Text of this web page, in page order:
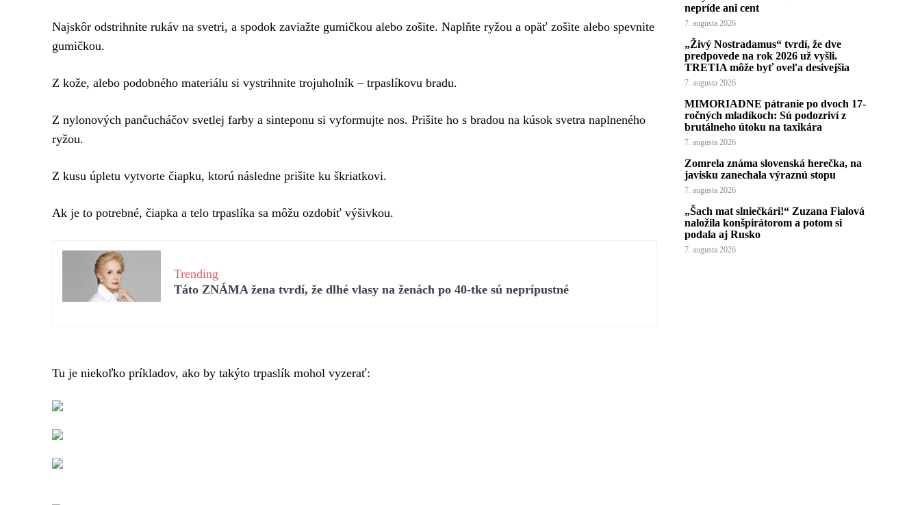
Najskôr odstrihnite rukáv na svetri, a spodok zaviažte gumičkou alebo zošite. Naplňte ryžou a opäť zošite alebo spevnite
gumičkou.
Z kože, alebo podobného materiálu si vystrihnite trojuholník – trpaslíkovu bradu.
Z nylonových pančucháčov svetlej farby a sinteponu si vyformujte nos. Prišite ho s bradou na kúsok svetra naplneného
ryžou.
Z kusu úpletu vytvorte čiapku, ktorú následne prišite ku škriatkovi.
Ak je to potrebné, čiapka a telo trpaslíka sa môžu ozdobiť výšivkou.
Trending
Táto ZNÁMA žena tvrdí, že dlhé vlasy na ženách po 40-tke sú neprípustné
Tu je niekoľko príkladov, ako by takýto trpaslík mohol vyzerať:
nepríde ani cent
7. augusta 2026
„Živý Nostradamus“ tvrdí, že dve
predpovede na rok 2026 už vyšli.
TRETIA môže byť oveľa desivejšia
7. augusta 2026
MIMORIADNE pátranie po dvoch 17-
ročných mladíkoch: Sú podozriví z
brutálneho útoku na taxikára
7. augusta 2026
Zomrela známa slovenská herečka, na
javisku zanechala výraznú stopu
7. augusta 2026
„Šach mat slniečkári!“ Zuzana Fialová
naložila konšpirátorom a potom si
podala aj Rusko
7. augusta 2026